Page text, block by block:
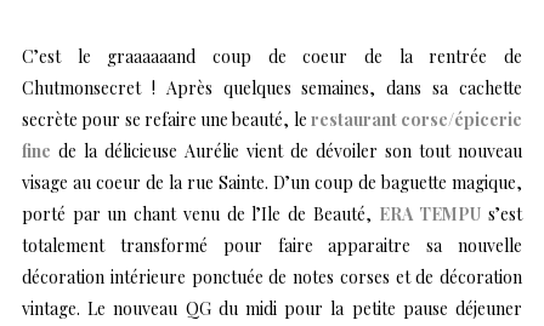
C’est le graaaaaand coup de coeur de la rentrée de
Chutmonsecret ! Après quelques semaines, dans sa cachette
secrète pour se refaire une beauté, le restaurant corse/épicerie
fine de la délicieuse Aurélie vient de dévoiler son tout nouveau
visage au coeur de la rue Sainte. D’un coup de baguette magique,
porté par un chant venu de l’Ile de Beauté, ERA TEMPU s’est
totalement transformé pour faire apparaitre sa nouvelle
décoration intérieure ponctuée de notes corses et de décoration
vintage. Le nouveau QG du midi pour la petite pause déjeuner